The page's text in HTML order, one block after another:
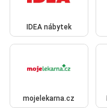
IDEA nábytek
mojelekarna.cz